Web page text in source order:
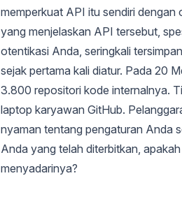
memperkuat API itu sendiri dengan
yang menjelaskan API tersebut,
otentikasi Anda, seringkali
sejak pertama kali diatur. Pada 20
3.800 repositori kode internalnya.
laptop karyawan GitHub.
nyaman tentang pengaturan Anda
Anda yang telah diterbitkan,
menyadarinya?